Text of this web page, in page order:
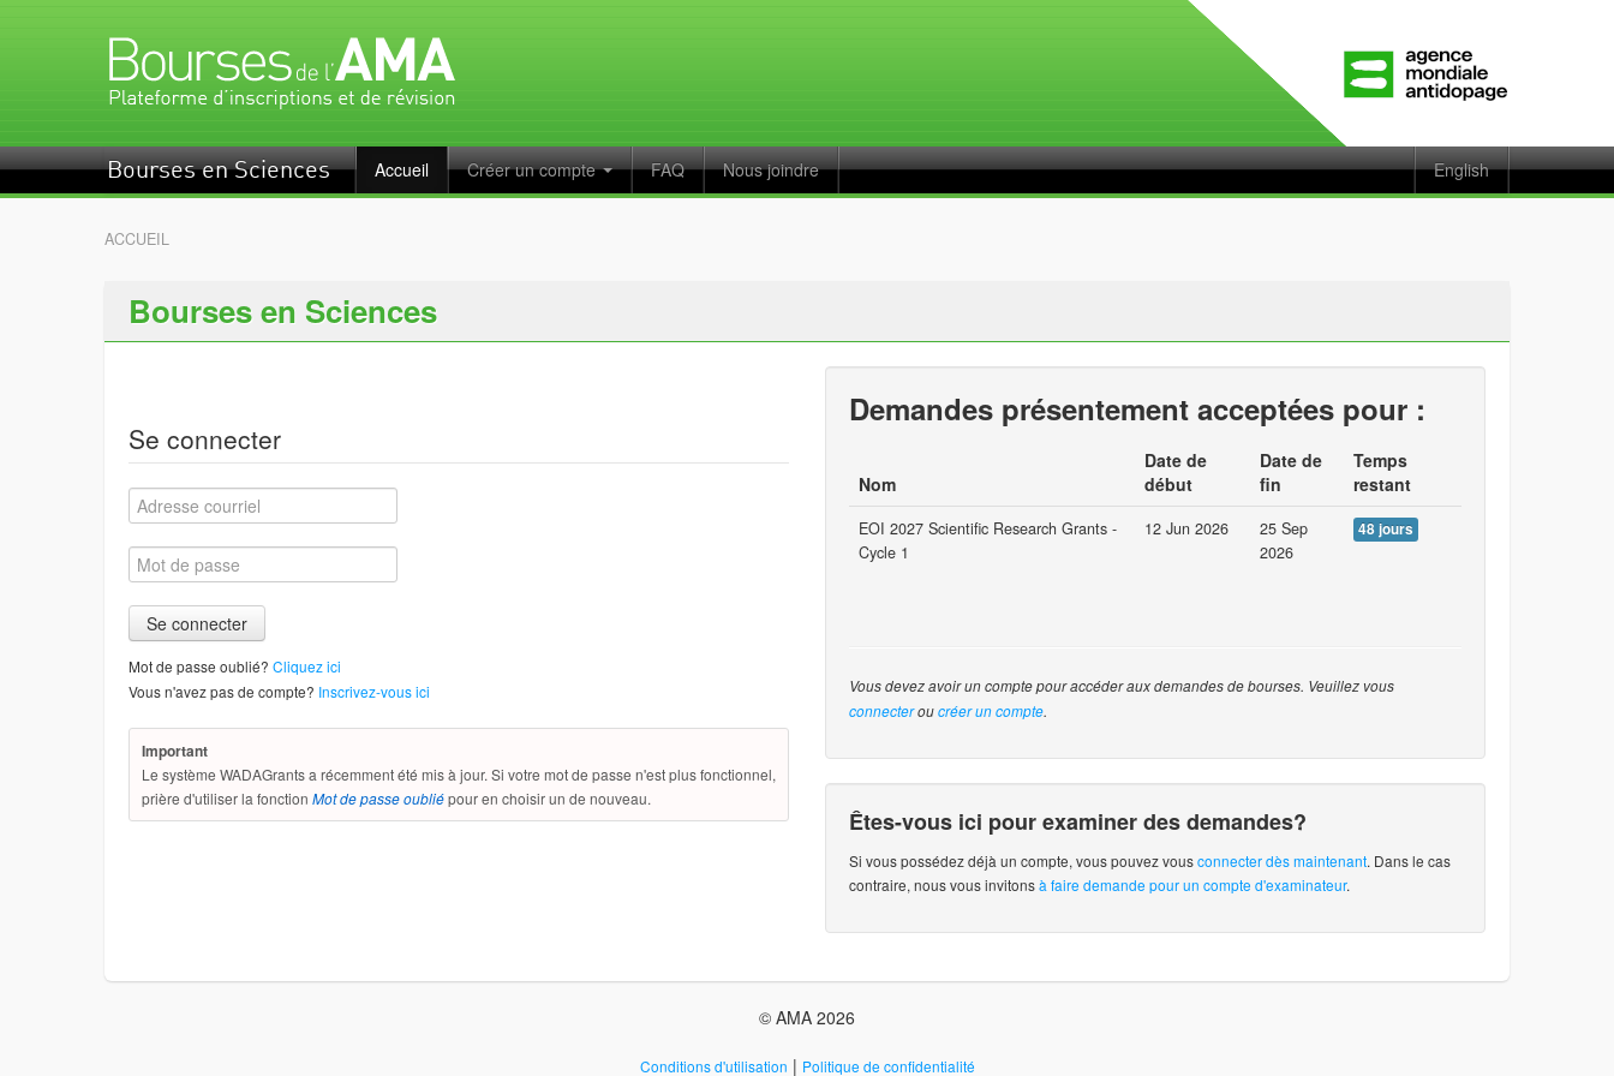
Bourses en Sciences Accueil Créer un compte FAQ Nous joindre English
ACCUEIL
Bourses en Sciences
Se connecter
Mot de passe oublié? Cliquez ici
Vous n'avez pas de compte? Inscrivez-vous ici
Important
Le système WADAGrants a récemment été mis à jour. Si votre mot de passe n'est plus fonctionnel,
prière d'utiliser la fonction Mot de passe oubliépour en choisir un de nouveau.
Demandes présentement acceptées pour :
Nom
Date de
début
Date de
fin
Temps
restant
EOI 2027 Scientific Research Grants -
Cycle 1
12 Jun 2026
25 Sep
2026
48 jours
Vous devez avoir un compte pour accéder aux demandes de bourses. Veuillez vous
connecteroucréer un compte.
Êtes-vous ici pour examiner des demandes?
Si vous possédez déjà un compte, vous pouvez vousconnecter dès maintenant. Dans le cas
contraire, nous vous invitonsà faire demande pour un compte d'examinateur.
© AMA 2026
Conditions d'utilisation | Politique de confidentialité